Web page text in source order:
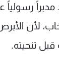
مدبراً
لأن
قبل تنحيته.